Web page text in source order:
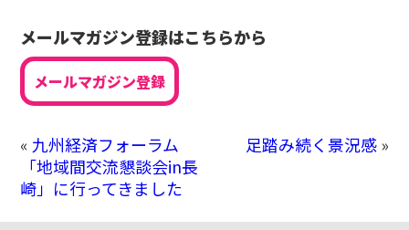
メールマガジン登録はこちらから
メールマガジン登録
« 九州経済フォーラム
「地域間交流懇談会in長
崎」に行ってきました
足踏み続く景況感»